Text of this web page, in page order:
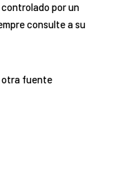
por un
consulte a su
otra fuente